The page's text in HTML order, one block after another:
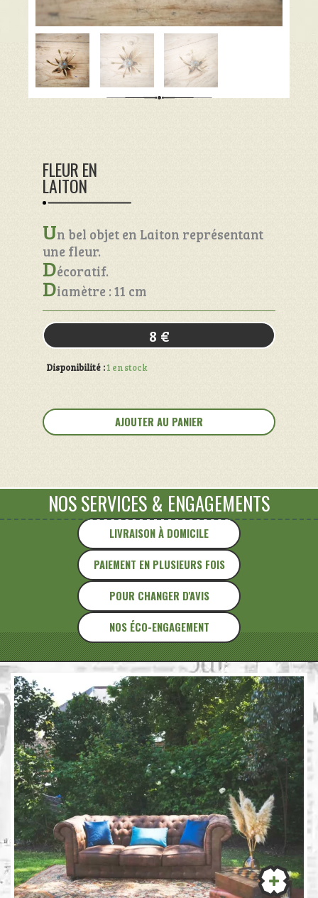
Un bel objet en Laiton représentant
une fleur.
Décoratif.
Diamètre : 11 cm
FLEUR EN
LAITON
8 €
Disponibilité :1 en stock
de
Fleur
AJOUTER AU PANIER
LIVRAISON À DOMICILE
PAIEMENT EN PLUSIEURS FOIS
NOS SERVICES & ENGAGEMENTS
POUR CHANGER D'AVIS
NOS ÉCO-ENGAGEMENT